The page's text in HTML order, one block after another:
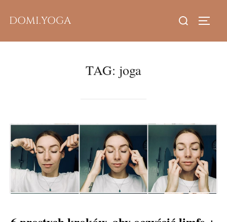
DOMI.YOGA
Search
TAG: joga